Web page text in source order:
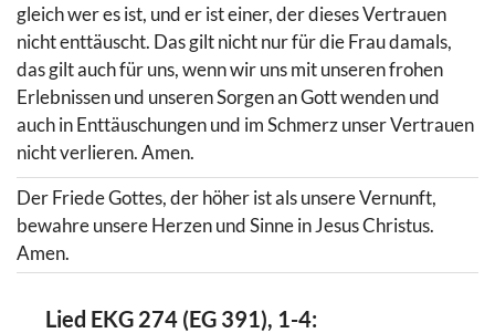
gleich wer es ist, und er ist einer, der dieses Vertrauen
nicht enttäuscht. Das gilt nicht nur für die Frau damals,
das gilt auch für uns, wenn wir uns mit unseren frohen
Erlebnissen und unseren Sorgen an Gott wenden und
auch in Enttäuschungen und im Schmerz unser Vertrauen
nicht verlieren. Amen.
Der Friede Gottes, der höher ist als unsere Vernunft,
bewahre unsere Herzen und Sinne in Jesus Christus.
Amen.
Lied EKG 274 (EG 391), 1-4: